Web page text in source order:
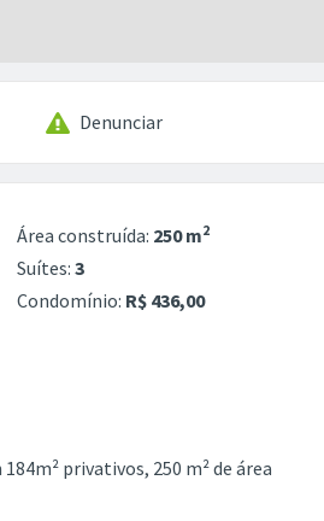
Denunciar
Área construída: 250 m2
Suítes: 3
Condomínio: R$ 436,00
privativos, 250 m² de área